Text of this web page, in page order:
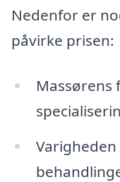
Nedenfor er
påvirke prisen:
Massørens